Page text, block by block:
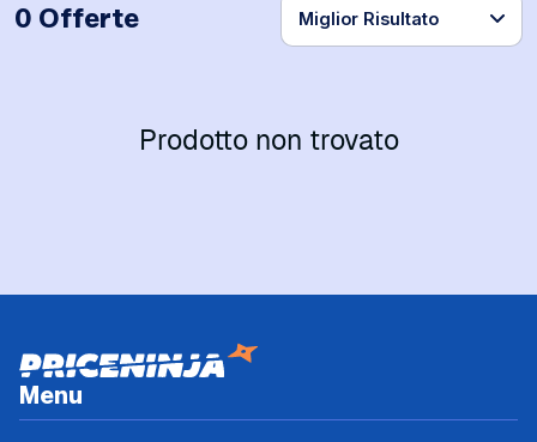
0 Offerte
Prodotto non trovato
Menu